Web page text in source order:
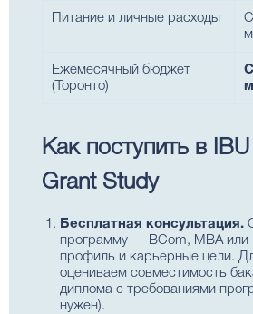
Питание и личные расходы
Ежемесячный бюджет
(Торонто)
Как поступить в
Grant Study
Бесплатная консультация.
программу — BCom, MBA или
профиль и карьерные цели.
оцениваем совместимость
диплома с требованиями
нужен).